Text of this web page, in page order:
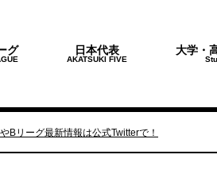
グ 日本代表
AKATSUKI FIVE
大学・
Bリーグ最新情報は公式Twitterで！